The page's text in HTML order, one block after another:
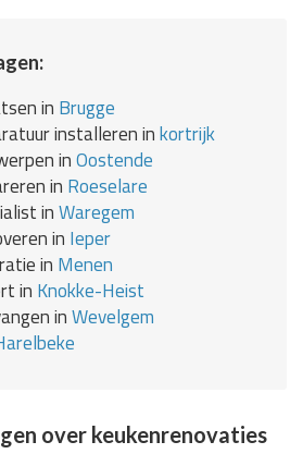
in Brugge
installeren inkortrijk
inOostende
in Roeselare
inWaregem
in Ieper
in Menen
in Knokke-Heist
inWevelgem
over keukenrenovaties